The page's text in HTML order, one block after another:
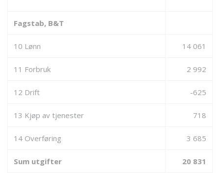
Fagstab, B&T
10 Lønn 14 061
11 Forbruk 2 992
12 Drift -625
13 Kjøp av tjenester 718
14 Overføring 3 685
Sum utgifter 20 831